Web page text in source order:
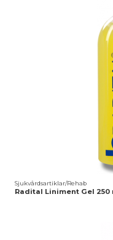
Sjukvårdsartiklar/Rehab
Radital Liniment Gel 250